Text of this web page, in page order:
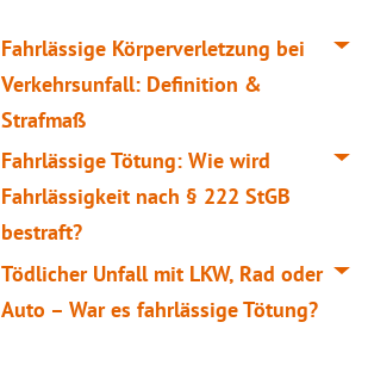
Fahrlässige Körperverletzung bei
Verkehrsunfall: Definition &
Strafmaß
Fahrlässige Tötung: Wie wird
Fahrlässigkeit nach § 222 StGB
bestraft?
Tödlicher Unfall mit LKW, Rad oder
Auto – War es fahrlässige Tötung?